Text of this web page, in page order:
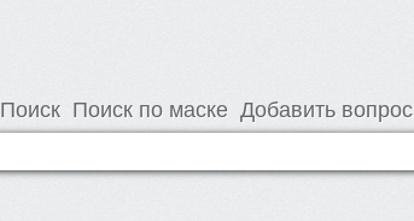
Поиск Поиск по маске Добавить вопрос